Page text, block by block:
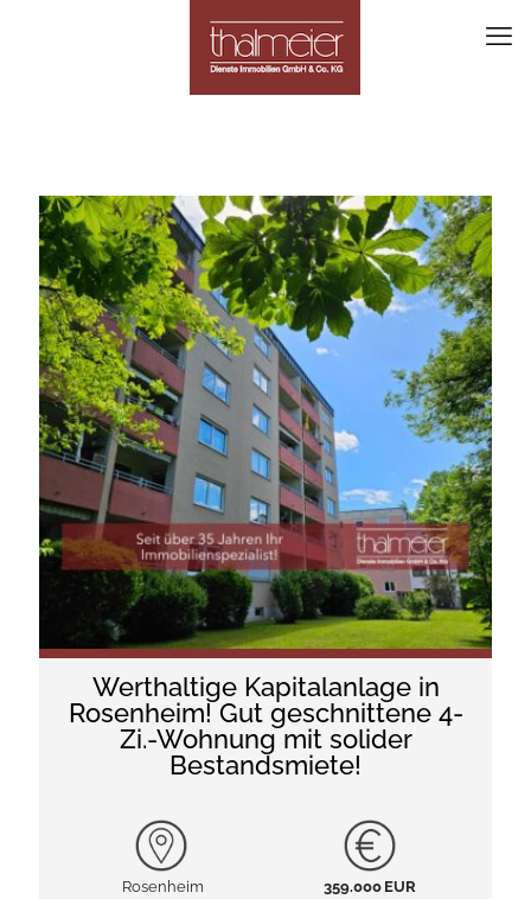
Werthaltige Kapitalanlage in
Rosenheim! Gut geschnittene 4-
Zi.-Wohnung mit solider
Bestandsmiete!
Rosenheim
359.000 EUR